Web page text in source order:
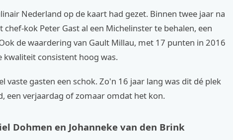
Nederland op de kaart had gezet. Binnen twee jaar na
kok Peter Gast al een Michelinster te behalen, een
de waardering van Gault Millau, met 17 punten in 2016
kwaliteit consistent hoog was.
vaste gasten een schok. Zo'n 16 jaar lang was dit dé plek
een verjaardag of zomaar omdat het kon.
Dohmen en Johanneke van den Brink